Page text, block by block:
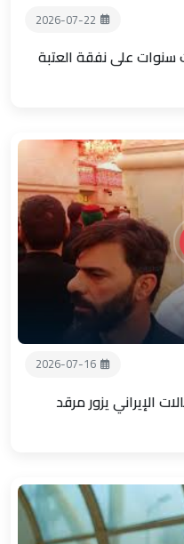
2026-07-22
على نفقة العتبة
2026-07-16
الإيراني يزور مرقد